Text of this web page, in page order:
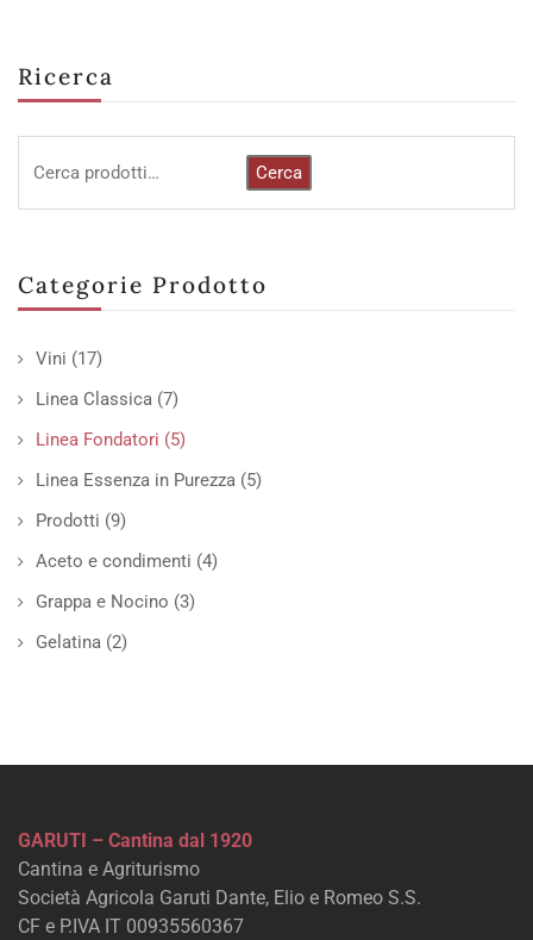
Ricerca
Cerca
Categorie Prodotto
Vini (17)
Linea Classica (7)
Linea Fondatori (5)
Linea Essenza in Purezza (5)
Prodotti (9)
Aceto e condimenti (4)
Grappa e Nocino (3)
Gelatina (2)
GARUTI – Cantina dal 1920
Cantina e Agriturismo
Società Agricola Garuti Dante, Elio e Romeo S.S.
CF e P.IVA IT 00935560367